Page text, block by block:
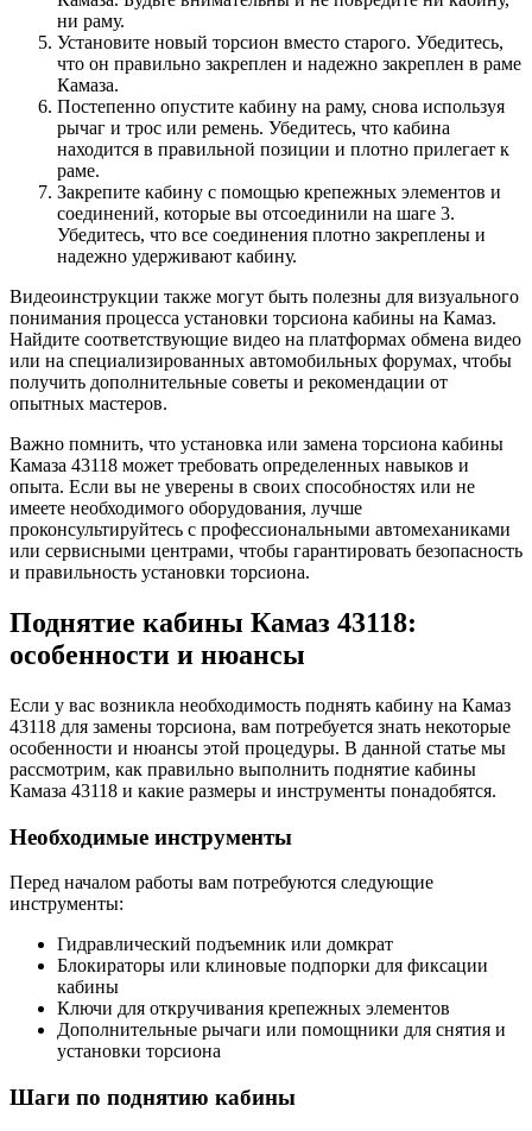
ни раму.
Установите новый торсион вместо старого. Убедитесь,
что он правильно закреплен и надежно закреплен в раме
Камаза.
Постепенно опустите кабину на раму, снова используя
рычаг и трос или ремень. Убедитесь, что кабина
находится в правильной позиции и плотно прилегает к
раме.
Закрепите кабину с помощью крепежных элементов и
соединений, которые вы отсоединили на шаге 3.
Убедитесь, что все соединения плотно закреплены и
надежно удерживают кабину.
Видеоинструкции также могут быть полезны для визуального
понимания процесса установки торсиона кабины на Камаз.
Найдите соответствующие видео на платформах обмена видео
или на специализированных автомобильных форумах, чтобы
получить дополнительные советы и рекомендации от
опытных мастеров.
Важно помнить, что установка или замена торсиона кабины
Камаза 43118 может требовать определенных навыков и
опыта. Если вы не уверены в своих способностях или не
имеете необходимого оборудования, лучше
проконсультируйтесь с профессиональными автомеханиками
или сервисными центрами, чтобы гарантировать безопасность
и правильность установки торсиона.
Поднятие кабины Камаз 43118:
особенности и нюансы
Если у вас возникла необходимость поднять кабину на Камаз
43118 для замены торсиона, вам потребуется знать некоторые
особенности и нюансы этой процедуры. В данной статье мы
рассмотрим, как правильно выполнить поднятие кабины
Камаза 43118 и какие размеры и инструменты понадобятся.
Необходимые инструменты
Перед началом работы вам потребуются следующие
инструменты:
Гидравлический подъемник или домкрат
Блокираторы или клиновые подпорки для фиксации
кабины
Ключи для откручивания крепежных элементов
Дополнительные рычаги или помощники для снятия и
установки торсиона
Шаги по поднятию кабины